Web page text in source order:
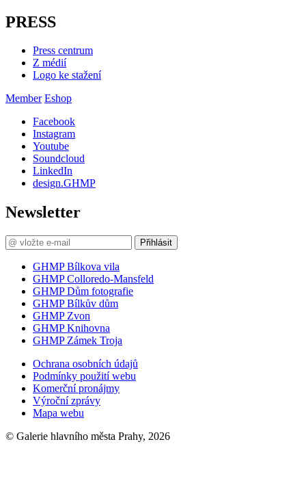
PRESS
Press centrum
Z médií
Logo ke stažení
Member Eshop
Facebook
Instagram
Youtube
Soundcloud
LinkedIn
design.GHMP
Newsletter
Přihlásit
GHMP Bílkova vila
GHMP Colloredo-Mansfeld
GHMP Dům fotografie
GHMP Bílkův dům
GHMP Zvon
GHMP Knihovna
GHMP Zámek Troja
Ochrana osobních údajů
Podmínky použití webu
Komerční pronájmy
Výroční zprávy
Mapa webu
© Galerie hlavního města Prahy, 2026